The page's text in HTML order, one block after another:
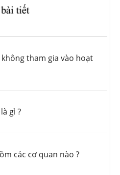
tham gia vào hoạt
gì ?
các cơ quan nào ?